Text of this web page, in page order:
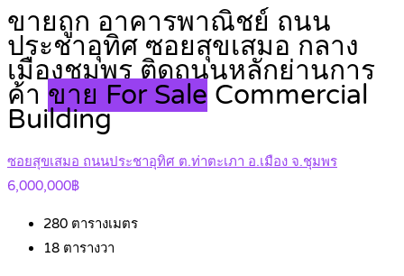
ขายถูก อาคารพาณิชย์ ถนน
ประชาอุทิศ ซอยสุขเสมอ กลาง
เมืองชุมพร ติดถนนหลักย่านการ
ค้า ขาย For Sale Commercial
Building
ซอยสุขเสมอ ถนนประชาอุทิศ ต.ท่าตะเภา อ.เมือง จ.ชุมพร
6,000,000฿
280 ตารางเมตร
18 ตารางวา